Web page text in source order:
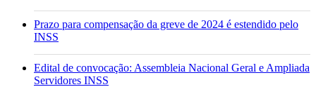
Prazo para compensação da greve de 2024 é estendido pelo
INSS
Edital de convocação: Assembleia Nacional Geral e Ampliada
Servidores INSS